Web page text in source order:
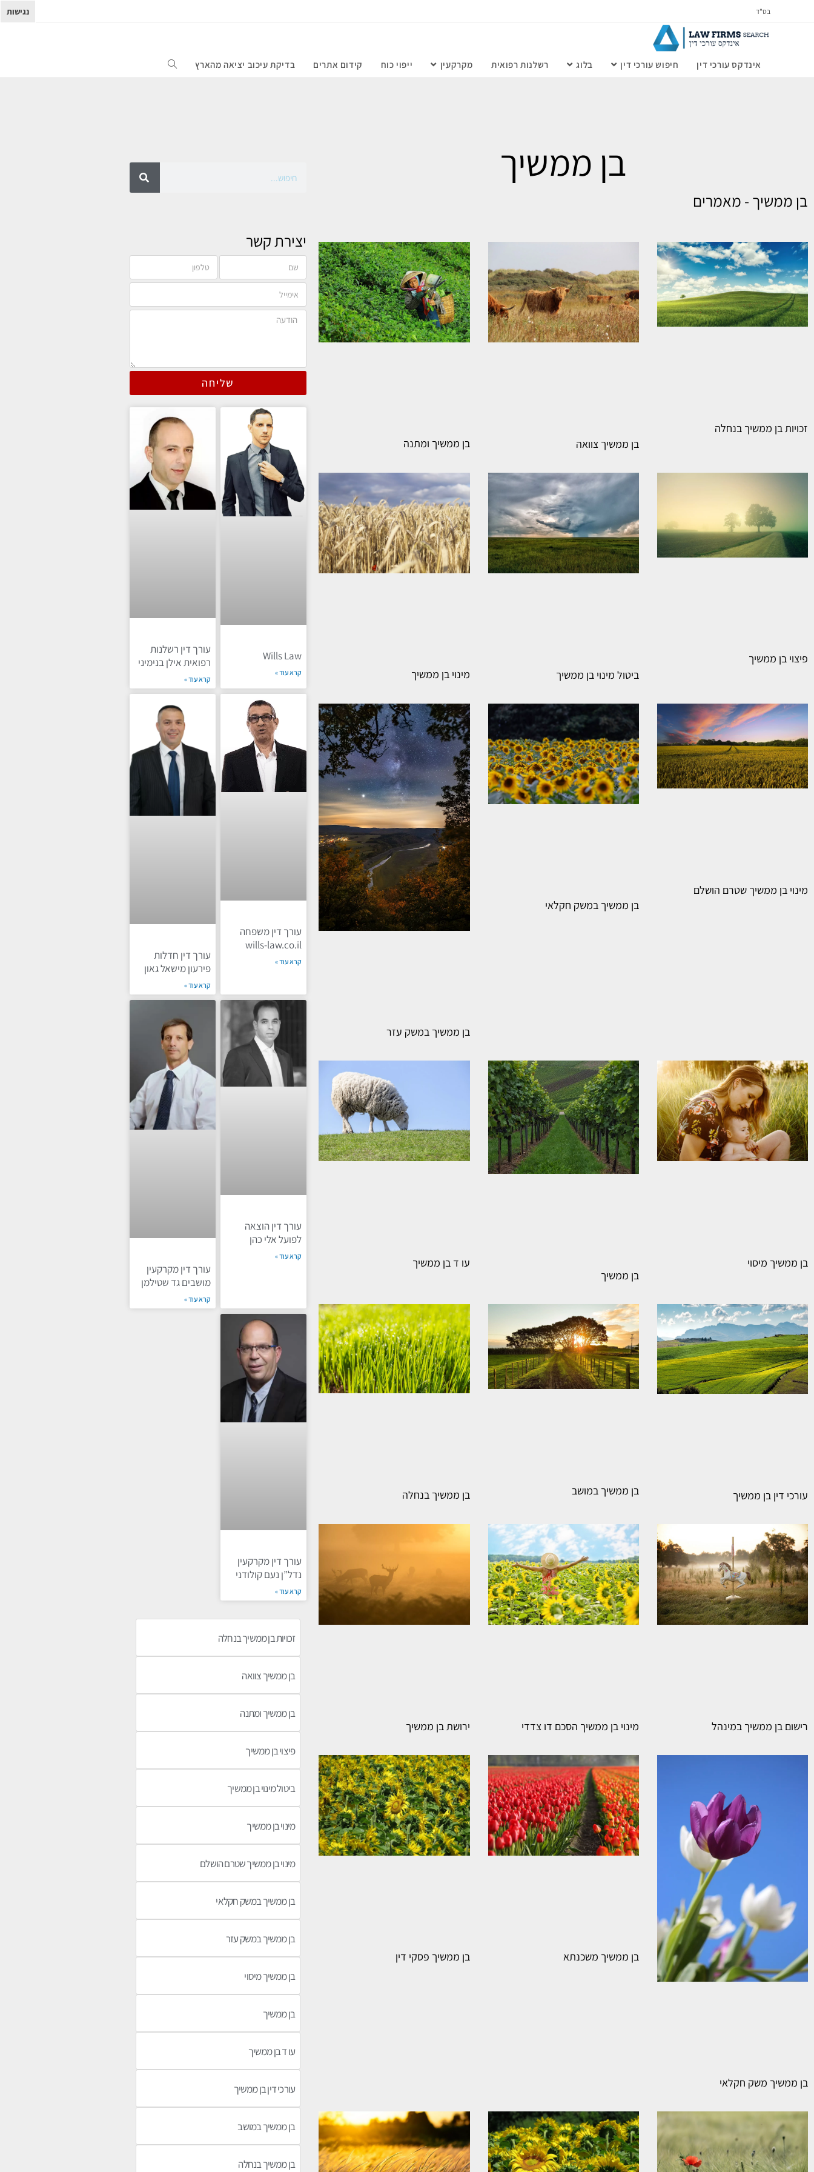
בס"ד
אינדקס עורכי דין חיפוש עורכי דין בלוג רשלנות רפואית מקרקעין ייפוי כוח קידום אתרים בדיקת עיכוב יציאה מהארץ
בן ממשיך
בן ממשיך - מאמרים
זכויות בן ממשיך בנחלה
בן ממשיך צוואה
בן ממשיך ומתנה
פיצוי בן ממשיך
ביטול מינוי בן ממשיך
מינוי בן ממשיך
מינוי בן ממשיך שטרם הושלם
בן ממשיך במשק חקלאי
בן ממשיך במשק עזר
בן ממשיך מיסוי
בן ממשיך
עו ד בן ממשיך
עורכי דין בן ממשיך בן ממשיך במושב בן ממשיך בנחלה
רישום בן ממשיך במינהל מינוי בן ממשיך הסכם דו צדדי ירושת בן ממשיך
בן ממשיך משק חקלאי
בן ממשיך משכנתא בן ממשיך פסקי דין
יצירת קשר
שליחה
Wills Law
קרא עוד »
עורך דין רשלנות
רפואית אילן בנימיני
קרא עוד »
עורך דין משפחה
wills-law.co.il
קרא עוד »
עורך דין חדלות
פירעון מישאל גאון
קרא עוד »
עורך דין הוצאה
לפועל אלי כהן
קרא עוד »
עורך דין מקרקעין
מושבים גד שטילמן
קרא עוד »
עורך דין מקרקעין
נדל”ן נעם קולודני
קרא עוד »
זכויות בן ממשיך בנחלה
בן ממשיך צוואה
בן ממשיך ומתנה
פיצוי בן ממשיך
ביטול מינוי בן ממשיך
מינוי בן ממשיך
מינוי בן ממשיך שטרם הושלם
בן ממשיך במשק חקלאי
בן ממשיך במשק עזר
בן ממשיך מיסוי
בן ממשיך
עו ד בן ממשיך
עורכי דין בן ממשיך
בן ממשיך במושב
בן ממשיך בנחלה
נגישות